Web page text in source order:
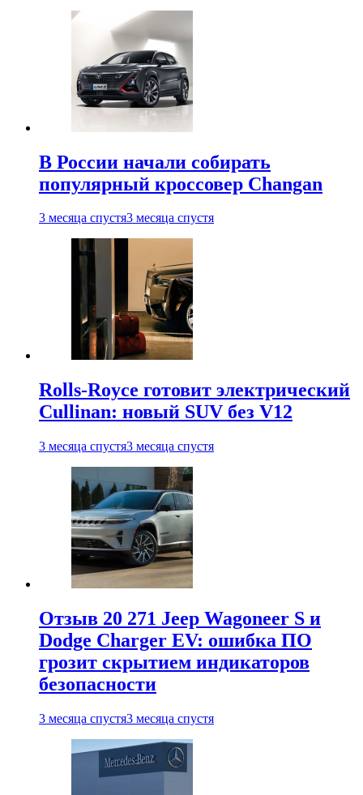
В России начали собирать
популярный кроссовер Changan
3 месяца спустя3 месяца спустя
Rolls-Royce готовит электрический
Cullinan: новый SUV без V12
3 месяца спустя3 месяца спустя
Отзыв 20 271 Jeep Wagoneer S и
Dodge Charger EV: ошибка ПО
грозит скрытием индикаторов
безопасности
3 месяца спустя3 месяца спустя